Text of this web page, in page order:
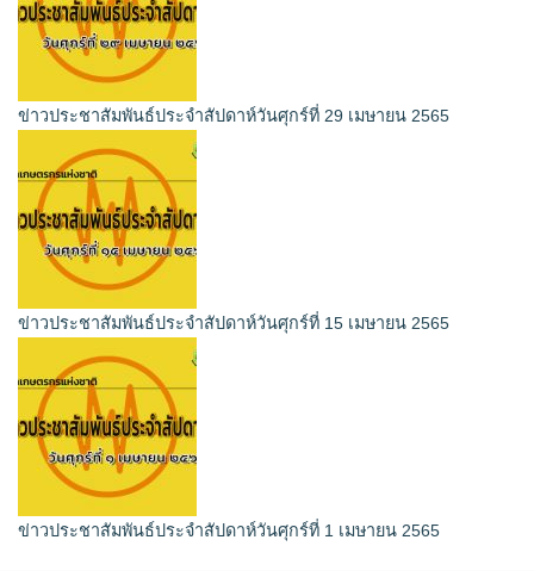
ข่าวประชาสัมพันธ์ประจำสัปดาห์วันศุกร์ที่ 29 เมษายน 2565
ข่าวประชาสัมพันธ์ประจำสัปดาห์วันศุกร์ที่ 15 เมษายน 2565
ข่าวประชาสัมพันธ์ประจำสัปดาห์วันศุกร์ที่ 1 เมษายน 2565